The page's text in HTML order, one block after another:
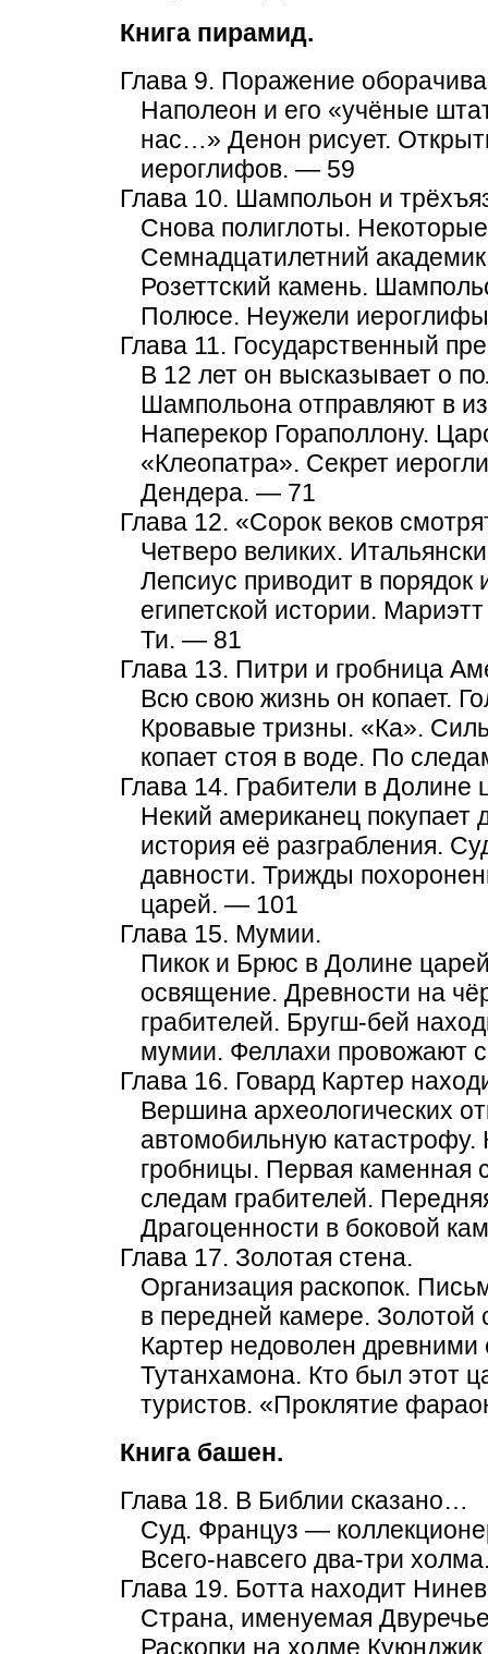
Книга пирамид.
Глава 9. Поражение
Наполеон и его «учёные
нас…» Денон рисует.
иероглифов. — 59
Глава 10. Шампольон и
Снова полиглоты.
Семнадцатилетний
Розеттский камень.
Полюсе. Неужели
Глава 11. Государственный
В 12 лет он высказывает о
Шампольона отправляют в
Наперекор Гораполлону.
«Клеопатра». Секрет
Дендера. — 71
Глава 12. «Сорок веков
Четверо великих.
Лепсиус приводит в
египетской истории.
Ти. — 81
Глава 13. Питри и гробница
Всю свою жизнь он копает.
Кровавые тризны. «Ка».
копает стоя в воде. По
Глава 14. Грабители в Долине
Некий американец
история её разграбления.
давности. Трижды
царей. — 101
Глава 15. Мумии.
Пикок и Брюс в Долине
освящение. Древности на
грабителей. Бругш-бей
мумии. Феллахи провожают
Глава 16. Говард Картер
Вершина археологических
автомобильную катастрофу.
гробницы. Первая каменная
следам грабителей.
Драгоценности в боковой
Глава 17. Золотая стена.
Организация раскопок.
в передней камере.
Картер недоволен древними
Тутанхамона. Кто был этот
туристов. «Проклятие
Книга башен.
Глава 18. В Библии сказано…
Суд. Француз —
Всего-навсего два-три
Глава 19. Ботта находит
Страна, именуемая
Раскопки на холме